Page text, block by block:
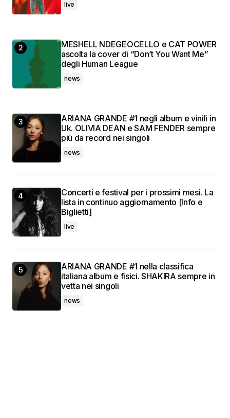
live
MESHELL NDEGEOCELLO e CAT POWER
ascolta la cover di “Don’t You Want Me”
degli Human League
news
ARIANA GRANDE #1 negli album e vinili in
Uk. OLIVIA DEAN e SAM FENDER sempre
più da record nei singoli
news
Concerti e festival per i prossimi mesi. La
lista in continuo aggiornamento [Info e
Biglietti]
live
ARIANA GRANDE #1 nella classifica
italiana album e fisici. SHAKIRA sempre in
vetta nei singoli
news